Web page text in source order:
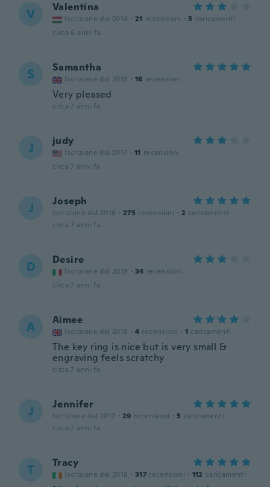
V Valentína
Iscrizione dal 2014 · 21 recensioni · 5 caricamenti
circa 6 anni fa
S Samantha
Iscrizione dal 2018 · 16 recensioni
Very pleased
circa 7 anni fa
J judy
Iscrizione dal 2017 · 11 recensioni
circa 7 anni fa
J Joseph
Iscrizione dal 2016 · 275 recensioni · 2 caricamenti
circa 7 anni fa
D Desire
Iscrizione dal 2019 · 34 recensioni
circa 7 anni fa
A Aimee
Iscrizione dal 2018 · 4 recensioni · 1 caricamenti
The key ring is nice but is very small &
engraving feels scratchy
circa 7 anni fa
J Jennifer
Iscrizione dal 2017 · 29 recensioni · 5 caricamenti
circa 7 anni fa
T Tracy
Iscrizione dal 2018 · 317 recensioni · 112 caricamenti